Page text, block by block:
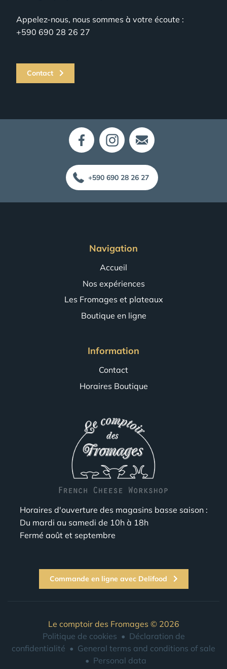
Appelez-nous, nous sommes à votre écoute :
+590 690 28 26 27
Contact
+590 690 28 26 27
Navigation
Accueil
Nos expériences
Les Fromages et plateaux
Boutique en ligne
Information
Contact
Horaires Boutique
Horaires d'ouverture des magasins basse saison :
Du mardi au samedi de 10h à 18h
Fermé août et septembre
Commande en ligne avec Delifood
Le comptoir des Fromages © 2026
Politique de cookies • Déclaration de
confidentialité • General terms and conditions of sale
• Personal data